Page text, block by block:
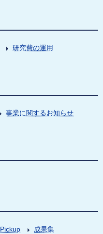
研究費の運用
事業に関するお知らせ
成果集